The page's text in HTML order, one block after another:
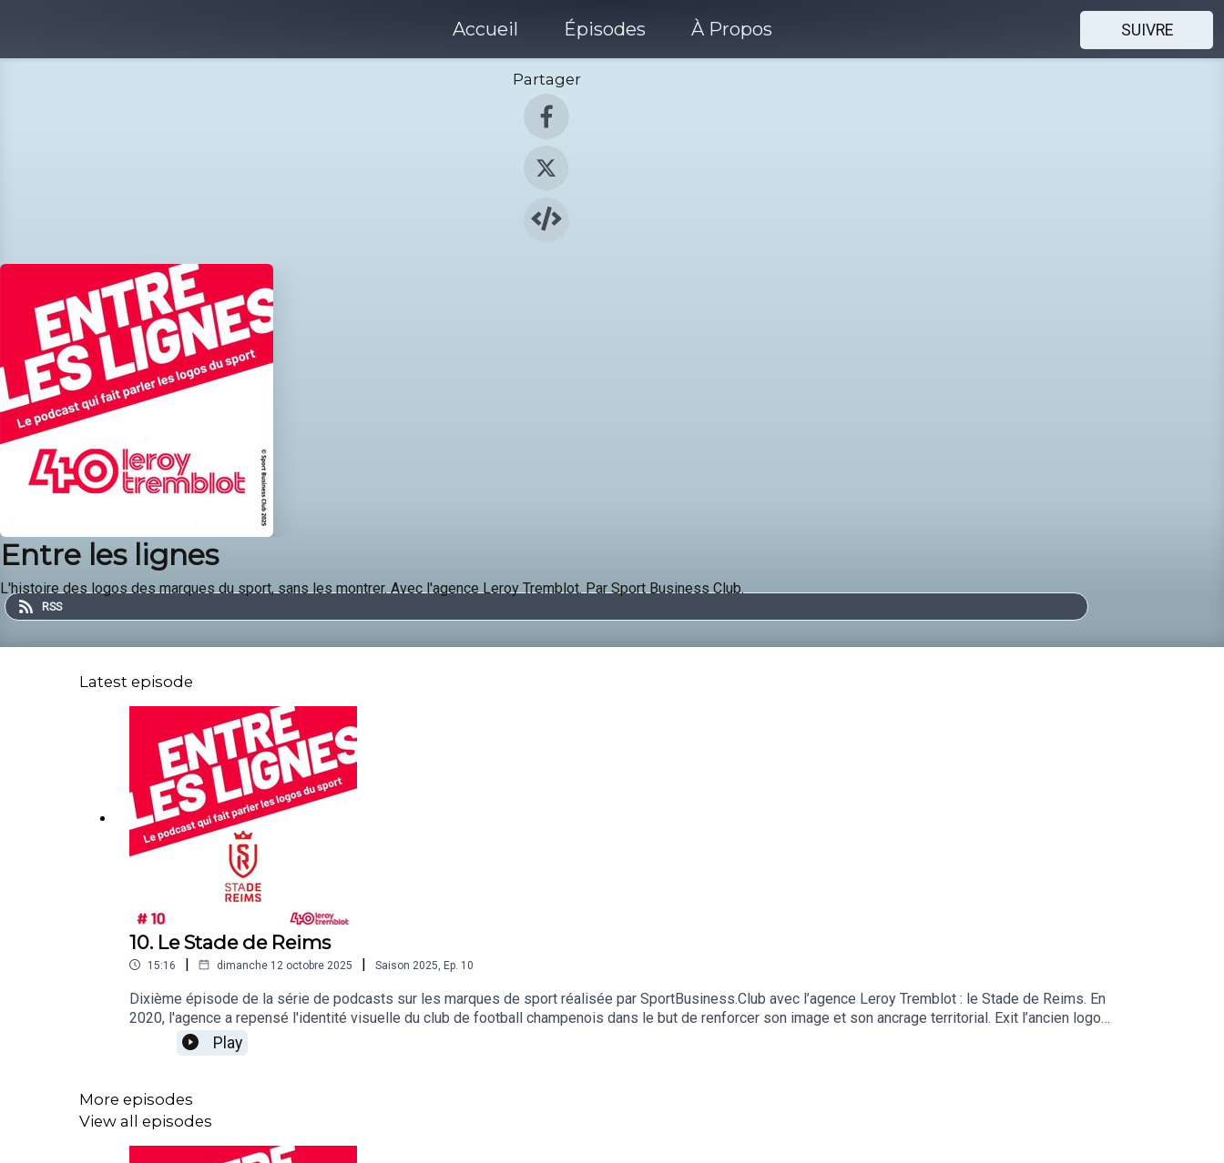
Accueil Épisodes À Propos SUIVRE
Partager
Entre les lignes
L'histoire des logos des marques du sport, sans les montrer. Avec l'agence Leroy Tremblot. Par Sport Business Club.
RSS
Latest episode
10. Le Stade de Reims
15:16 | dimanche 12 octobre 2025 | Saison 2025, Ep. 10
Dixième épisode de la série de podcasts sur les marques de sport réalisée par SportBusiness.Club avec l’agence Leroy Tremblot : le Stade de Reims. En
2020, l'agence a repensé l'identité visuelle du club de football champenois dans le but de renforcer son image et son ancrage territorial. Exit l’ancien logo
rond : place à un écusson inspiré notamment de la cathédrale de Reims, symbole de royauté et... de football. Une refonte simple et intemporelle, devenue un
levier d’attractivité pour les joueurs, les supporters et le merchandising. Avec Mathieu Lacour, directeur général du Stade de Reim et Dominique Jubert,
Play
More episodes
View all episodes